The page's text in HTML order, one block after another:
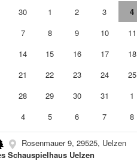
30 1 2 3 4
7 8 9 10 11
14 15 16 17 18
21 22 23 24 25
28 29 30 31 1
4 5 6 7 8
Rosenmauer 9, 29525, Uelzen
Schauspielhaus Uelzen